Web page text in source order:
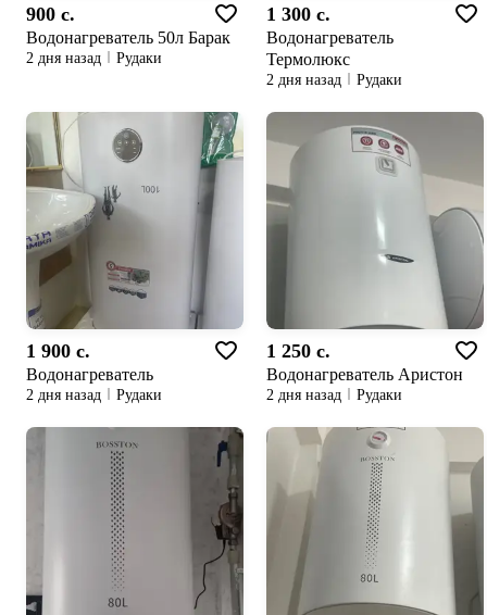
900 c.
Водонагреватель 50л Барак
2 дня назад Рудаки
1 300 c.
Водонагреватель
Термолюкс
2 дня назад Рудаки
1 900 c.
Водонагреватель
2 дня назад Рудаки
1 250 c.
Водонагреватель Аристон
2 дня назад Рудаки